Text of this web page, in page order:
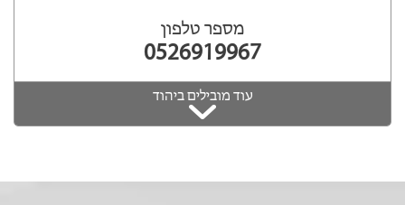
מספר טלפון
0526919967
עוד מובילים ביהוד